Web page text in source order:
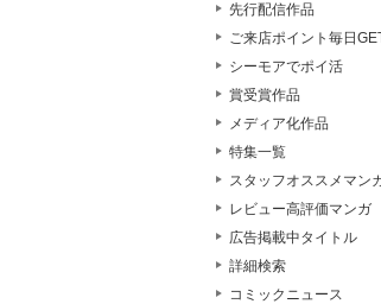
先行配信作品
ご来店ポイント毎日
シーモアでポイ活
賞受賞作品
メディア化作品
特集一覧
スタッフオススメマン
レビュー高評価マンガ
広告掲載中タイトル
詳細検索
コミックニュース